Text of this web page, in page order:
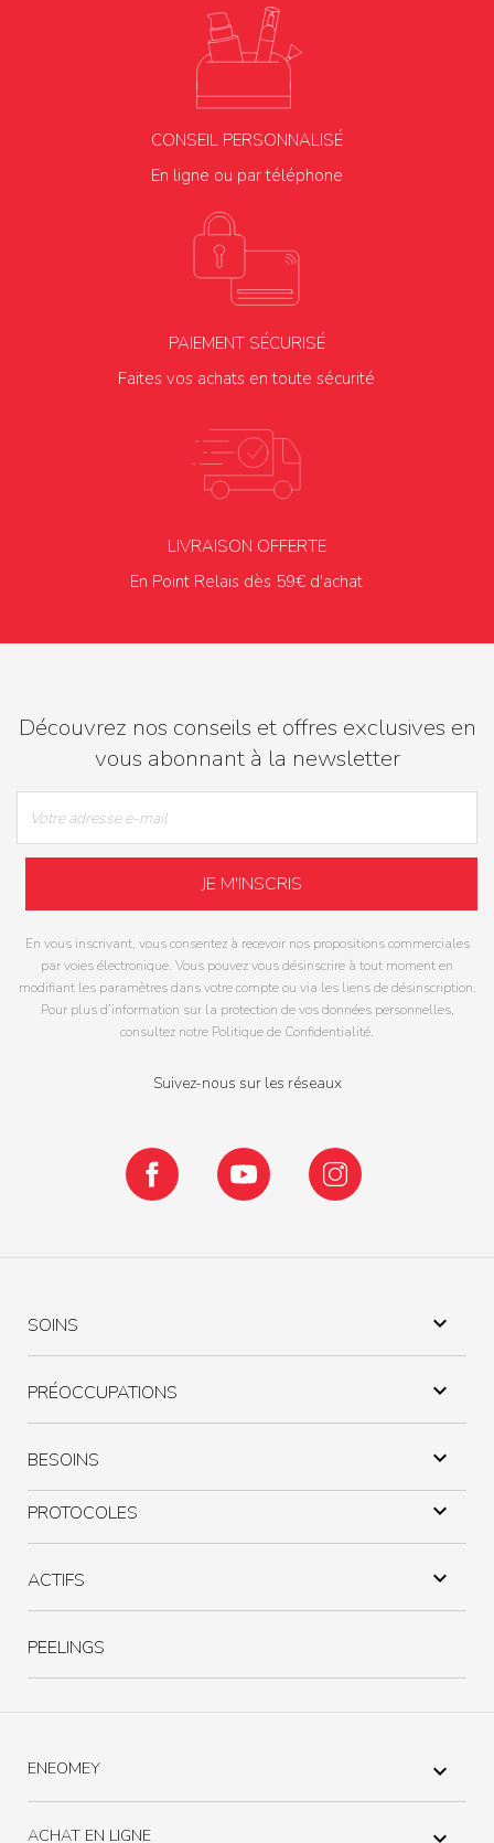
CONSEIL PERSONNALISÉ
En ligne ou par téléphone
PAIEMENT SÉCURISÉ
Faites vos achats en toute sécurité
LIVRAISON OFFERTE
En Point Relais dès 59€ d'achat
Découvrez nos conseils et offres exclusives en
vous abonnant à la newsletter
En vous inscrivant, vous consentez à recevoir nos propositions commerciales
par voies électronique. Vous pouvez vous désinscrire à tout moment en
modifiant les paramètres dans votre compte ou via les liens de désinscription.
Pour plus d’information sur la protection de vos données personnelles,
consultez notre Politique de Confidentialité.
Suivez-nous sur les réseaux
Facebook YouTube
SOINS 
PRÉOCCUPATIONS 
BESOINS 
PROTOCOLES 
ACTIFS 
PEELINGS
ENEOMEY 
ACHAT EN LIGNE